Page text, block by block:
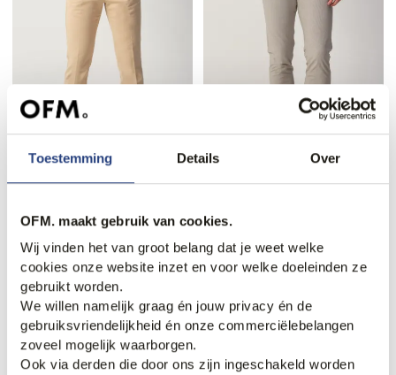
Toestemming Details Over
OFM. maakt gebruik van cookies.
Wij vinden het van groot belang dat je weet welke
cookies onze website inzet en voor welke doeleinden ze
gebruikt worden.
We willen namelijk graag én jouw privacy én de
gebruiksvriendelijkheid én onze commerciëlebelangen
zoveel mogelijk waarborgen.
Ook via derden die door ons zijn ingeschakeld worden
40% korting
169,95
101,95